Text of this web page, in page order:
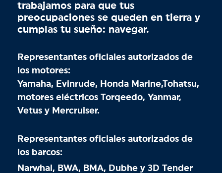
trabajamos para que tus
preocupaciones se queden en tierra y
cumplas tu sueño: navegar.
Representantes oficiales autorizados de
los motores:
Yamaha, Evinrude, Honda Marine,Tohatsu,
motores eléctricos Torqeedo, Yanmar,
Vetus y Mercruiser.
Representantes oficiales autorizados de
los barcos:
Narwhal, BWA, BMA, Dubhe y 3D Tender